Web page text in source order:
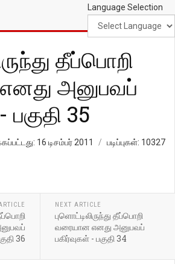
Language Selection
தீப்பொறி
அனுபவப்
பகுதி 35
16 டிசம்பர் 2011 படிப்புகள்: 10327
36
NEXT ARTICLE
புளொட்டிலிருந்து தீப்பொறி
வரையான எனது அனுபவப்
பகிர்வுகள் - பகுதி 34